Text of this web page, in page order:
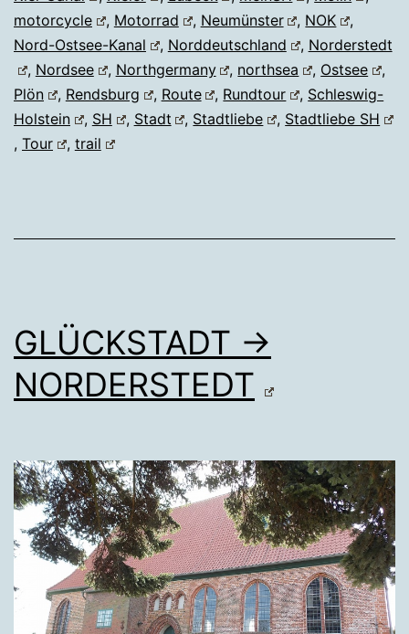
motorcycle
, Motorrad , Neumünster , NOK
,
Nord-Ostsee-Kanal
, Norddeutschland , Norderstedt
, Nordsee , Northgermany , northsea , Ostsee
,
Plön
, Rendsburg , Route , Rundtour , Schleswig-
Holstein
, SH , Stadt , Stadtliebe , Stadtliebe SH
, Tour , trail
GLÜCKSTADT →
NORDERSTEDT